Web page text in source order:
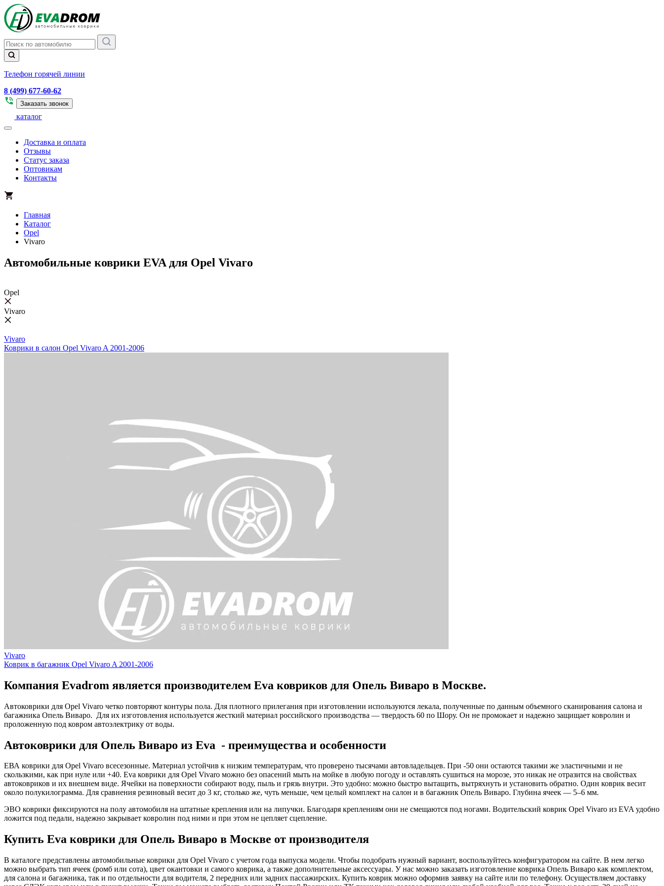
Телефон горячей линии
8 (499) 677-60-62
Заказать звонок
каталог
Доставка и оплата
Отзывы
Статус заказа
Оптовикам
Контакты
Главная
Каталог
Opel
Vivaro
Автомобильные коврики EVA для Opel Vivaro
Opel
Vivaro
Vivaro
Коврики в салон Opel Vivaro A 2001-2006
Vivaro
Коврик в багажник Opel Vivaro A 2001-2006
Компания Evadrom является производителем Eva ковриков для Опель Виваро в Москве.
Автоковрики для Opel Vivaro четко повторяют контуры пола. Для плотного прилегания при изготовлении используются лекала, полученные по данным объемного сканирования салона и
багажника Опель Виваро. Для их изготовления используется жесткий материал российского производства — твердость 60 по Шору. Он не промокает и надежно защищает ковролин и
проложенную под ковром автоэлектрику от воды.
Автоковрики для Опель Виваро из Eva - преимущества и особенности
ЕВА коврики для Opel Vivaro всесезонные. Материал устойчив к низким температурам, что проверено тысячами автовладельцев. При -50 они остаются такими же эластичными и не
скользкими, как при нуле или +40. Eva коврики для Opel Vivaro можно без опасений мыть на мойке в любую погоду и оставлять сушиться на морозе, это никак не отразится на свойствах
автоковриков и их внешнем виде. Ячейки на поверхности собирают воду, пыль и грязь внутри. Это удобно: можно быстро вытащить, вытряхнуть и установить обратно. Один коврик весит
около полукилограмма. Для сравнения резиновый весит до 3 кг, столько же, чуть меньше, чем целый комплект на салон и в багажник Опель Виваро. Глубина ячеек — 5–6 мм.
ЭВО коврики фиксируются на полу автомобиля на штатные крепления или на липучки. Благодаря креплениям они не смещаются под ногами. Водительский коврик Opel Vivaro из EVA удобно
ложится под педали, надежно закрывает ковролин под ними и при этом не цепляет сцепление.
Купить Eva коврики для Опель Виваро в Москве от производителя
В каталоге представлены автомобильные коврики для Opel Vivaro с учетом года выпуска модели. Чтобы подобрать нужный вариант, воспользуйтесь конфигуратором на сайте. В нем легко
можно выбрать тип ячеек (ромб или сота), цвет окантовки и самого коврика, а также дополнительные аксессуары. У нас можно заказать изготовление коврика Опель Виваро как комплектом,
для салона и багажника, так и по отдельности для водителя, 2 передних или задних пассажирских. Купить коврик можно оформив заявку на сайте или по телефону. Осуществляем доставку